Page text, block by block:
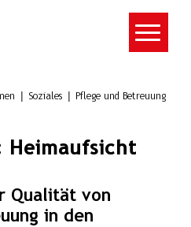
Soziales
Pflege und Betreuung
Heimaufsicht
Qualität von
in den